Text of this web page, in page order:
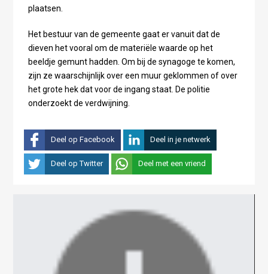
plaatsen.
Het bestuur van de gemeente gaat er vanuit dat de
dieven het vooral om de materiële waarde op het
beeldje gemunt hadden. Om bij de synagoge te komen,
zijn ze waarschijnlijk over een muur geklommen of over
het grote hek dat voor de ingang staat. De politie
onderzoekt de verdwijning.
Deel op Facebook Deel in je netwerk
Deel op Twitter Deel met een vriend